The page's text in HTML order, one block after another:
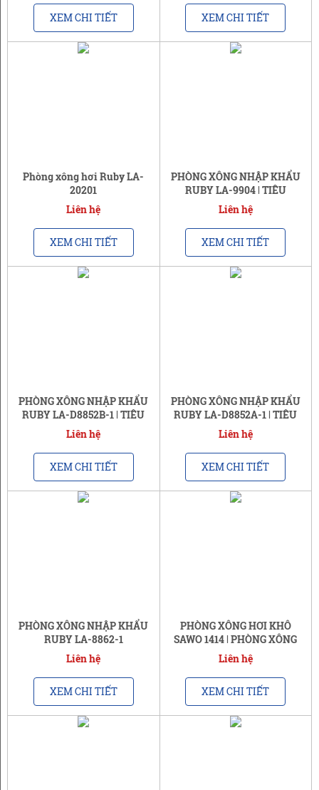
XEM CHI TIẾT XEM CHI TIẾT
Phòng xông hơi Ruby LA-
20201
Liên hệ
XEM CHI TIẾT
PHÒNG XÔNG NHẬP KHẨU
RUBY LA-9904 | TIÊU
CHUẨN CHÂU ÂU
Liên hệ
XEM CHI TIẾT
PHÒNG XÔNG NHẬP KHẨU
RUBY LA-D8852B-1 | TIÊU
CHUẨN CHÂU ÂU
Liên hệ
XEM CHI TIẾT
PHÒNG XÔNG NHẬP KHẨU
RUBY LA-D8852A-1 | TIÊU
CHUẨN CHÂU ÂU
Liên hệ
XEM CHI TIẾT
PHÒNG XÔNG NHẬP KHẨU
RUBY LA-8862-1
Liên hệ
XEM CHI TIẾT
PHÒNG XÔNG HƠI KHÔ
SAWO 1414 | PHÒNG XÔNG
CHO 2 NGƯỜI
Liên hệ
XEM CHI TIẾT